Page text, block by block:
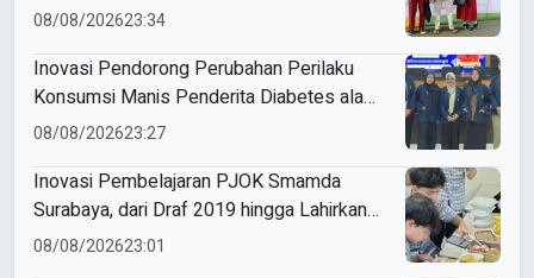
08/08/202623:34
Inovasi Pendorong Perubahan Perilaku
Konsumsi Manis Penderita Diabetes ala
Mahasiswa Unesa
08/08/202623:27
Inovasi Pembelajaran PJOK Smamda
Surabaya, dari Draf 2019 hingga Lahirkan
Modul Gizi Digital
08/08/202623:01